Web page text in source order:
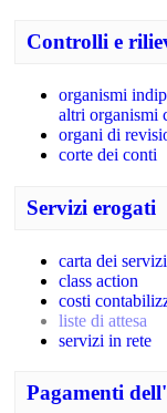
Controlli e
organismi
altri organismi
organi di
corte dei conti
Servizi erogati
carta dei
class action
costi
liste di attesa
servizi in rete
Pagamenti